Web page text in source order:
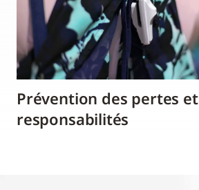
Prévention des pertes et
responsabilités